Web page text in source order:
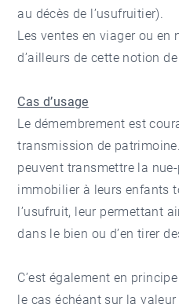
au décès de l’usufruitier).
Lesventes en viager ou en
d’ailleurs de cette notion
Cas d’usage
Le démembrement est
transmission de
peuvent transmettre la
immobilier à leurs enfants
l’usufruit, leur permettant
dans le bien ou d’en tirer
C’est également en
le cas échéant sur la